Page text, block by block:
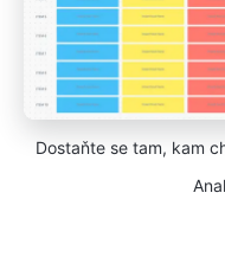
Dostaňte se tam, kam